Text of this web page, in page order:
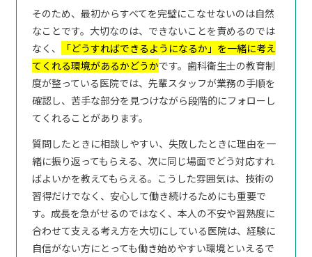
そのため、最初からすべてを完璧にこなせないのは自然
なことです。大切なのは、できないことを責めるのでは
なく、
「どうすればできるようになるか」を一緒に考え
てくれる環境があるかどうかです。歯科衛生士の教育制
度が整っている医院では、先輩スタッフが業務の手順を
確認し、苦手な部分を見つけながら段階的にフォローし
てくれることがあります。
質問したときに相談しやすい、失敗したときに理由を一
緒に振り返ってもらえる、次に同じ場面でどう対応すれ
ばよいかを教えてもらえる。こうした雰囲気は、技術の
習得だけでなく、安心して働き続けるためにも重要で
す。成長を急がせるのではなく、本人の不安や習熟度に
合わせて支える考え方を大切にしている医院は、経験に
自信がない方にとっても働き始めやすい環境といえるで